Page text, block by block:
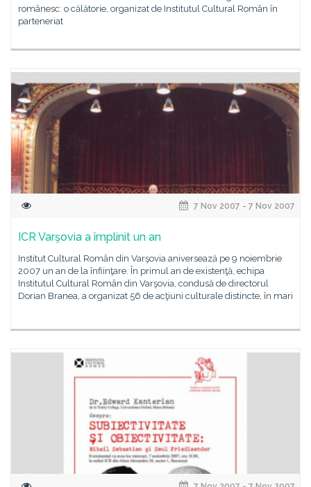
românesc: o călătorie, organizat de Institutul Cultural Român în
parteneriat
7 Nov 2007 - 7 Nov 2007
ICR Varşovia a împlinit un an
Institut Cultural Român din Varşovia aniversează pe 9 noiembrie
2007 un an de la înfiinţare. În primul an de existenţă, echipa
Institutul Cultural Român din Varşovia, condusă de directorul
Dorian Branea, a organizat 56 de acţiuni culturale distincte, în mari